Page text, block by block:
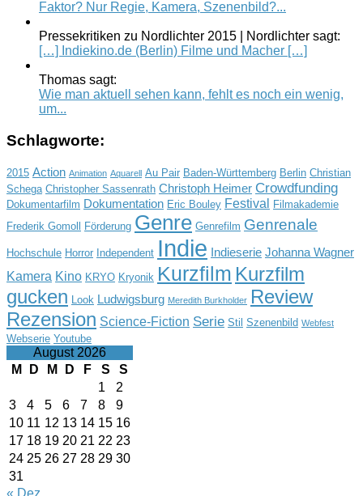
Faktor? Nur Regie, Kamera, Szenenbild?...
Pressekritiken zu Nordlichter 2015 | Nordlichter sagt:
[…] Indiekino.de (Berlin) Filme und Macher […]
Thomas sagt:
Wie man aktuell sehen kann, fehlt es noch ein wenig,
um...
Schlagworte:
2015 Action Animation Aquarell Au Pair Baden-Württemberg Berlin Christian
Schega Christopher Sassenrath Christoph Heimer Crowdfunding
Dokumentarfilm Dokumentation Eric Bouley Festival
Filmakademie
Frederik Gomoll
Förderung Genre Genrefilm Genrenale
Hochschule Horror Independent Indie Indieserie Johanna Wagner
Kamera Kino KRYO Kryonik Kurzfilm Kurzfilm
gucken
Look Ludwigsburg Meredith Burkholder Review
Rezension Science-Fiction Serie Stil Szenenbild Webfest
Webserie Youtube
August 2026
M
D M D F S
S
1
2
3
4 5 6 7 8
9
10 11 12 13 14 15 16
17 18 19 20 21 22 23
24 25 26 27 28 29 30
31
« Dez.